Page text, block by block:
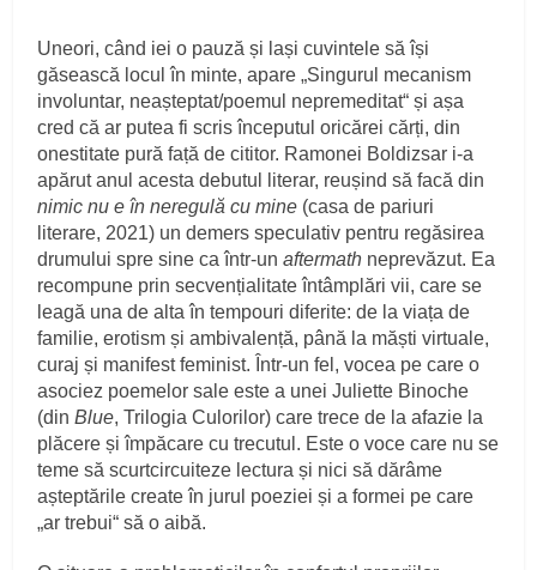
Uneori, când iei o pauză și lași cuvintele să își
găsească locul în minte, apare „Singurul mecanism
involuntar, neașteptat/poemul nepremeditat“ și așa
cred că ar putea fi scris începutul oricărei cărți, din
onestitate pură față de cititor. Ramonei Boldizsar i-a
apărut anul acesta debutul literar, reușind să facă din
nimic nu e în neregulă cu mine (casa de pariuri
literare, 2021) un demers speculativ pentru regăsirea
drumului spre sine ca într-unaftermath neprevăzut. Ea
recompune prin secvențialitate întâmplări vii, care se
leagă una de alta în tempouri diferite: de la viața de
familie, erotism și ambivalență, până la măști virtuale,
curaj și manifest feminist. Într-un fel, vocea pe care o
asociez poemelor sale este a unei Juliette Binoche
(dinBlue, Trilogia Culorilor) care trece de la afazie la
plăcere și împăcare cu trecutul. Este o voce care nu se
teme să scurtcircuiteze lectura și nici să dărâme
așteptările create în jurul poeziei și a formei pe care
„ar trebui“ să o aibă.